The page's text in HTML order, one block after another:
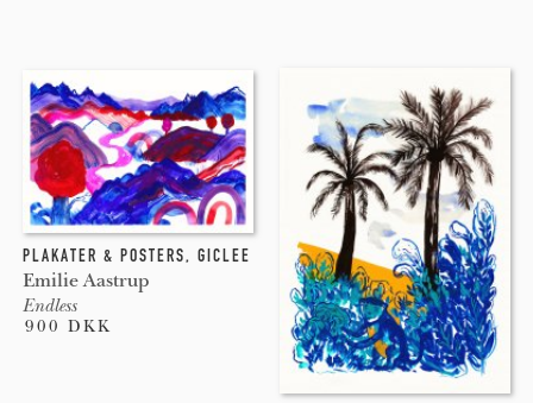
PLAKATER & POSTERS, GICLEE
Emilie Aastrup
Endless
900 DKK